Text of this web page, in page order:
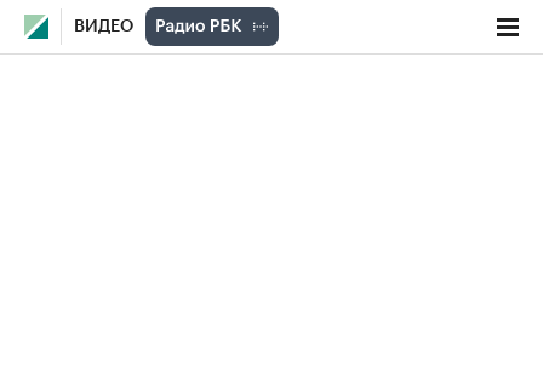
ВИДЕО